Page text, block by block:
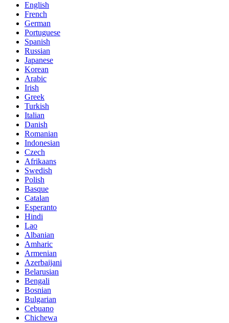
English
French
German
Portuguese
Spanish
Russian
Japanese
Korean
Arabic
Irish
Greek
Turkish
Italian
Danish
Romanian
Indonesian
Czech
Afrikaans
Swedish
Polish
Basque
Catalan
Esperanto
Hindi
Lao
Albanian
Amharic
Armenian
Azerbaijani
Belarusian
Bengali
Bosnian
Bulgarian
Cebuano
Chichewa